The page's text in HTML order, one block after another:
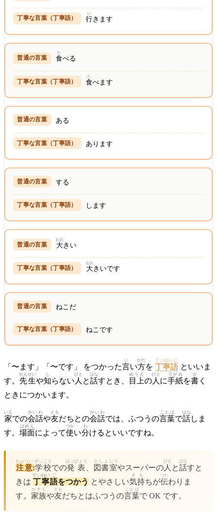
行
い
きます
食
た
べる
食
た
べます
ある
あります
する
します
大
おお
きい
大
おお
きいです
ねこだ
ねこです
「〜ます」「〜です」 をつかった言
い
い方
かた
を 丁寧語
ていねいご
といいま
す。 先生
せんせい
や知
し
らない 人
ひと
と話
はな
すとき、 目上
めうえ
の人
ひと
に手紙
てがみ
を書
か
く
ときにつかいます。
家
いえ
での会話
かいわ
や友
とも
だちとの会話
かいわ
では、ふつうの言葉
ことば
で話
はな
しま
す。 場面
ばめん
によって使
つか
い分
わ
けるといいですね。
注意
ちゅうい
:学校
がっこう
での発表
はっぴょう
図書
としょ
室
しつ
やスーパーの 人
ひと
と話
はな
すと
きは 丁寧
ていねい
語
ご
をつかう とやさしい気持
きも
ちが伝
つた
わりま
す。 家族
かぞく
や友
とも
だちとはふつうの言葉
ことば
で OK です。